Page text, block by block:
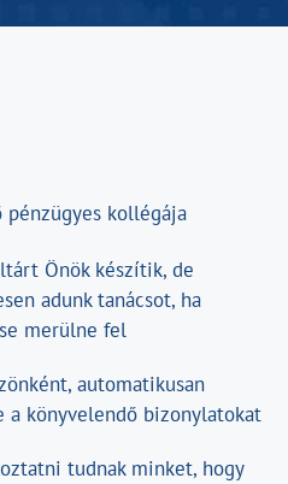
pénzügyes kollégája
Önök készítik, de
adunk tanácsot, ha
merülne fel
automatikusan
könyvelendő bizonylatokat
tudnak minket, hogy